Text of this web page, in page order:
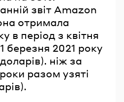
звіт Amazon
отримала
в період з квітня
березня 2021 року
ніж за
разом узяті